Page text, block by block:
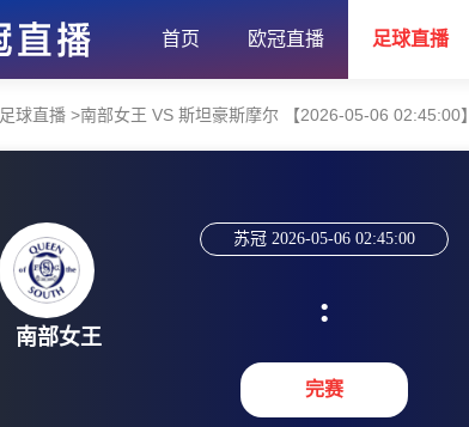
首页 欧冠直播 足球直播
足球直播 >南部女王 VS 斯坦豪斯摩尔 【2026-05-06 02:45:00】
南部女王
苏冠 2026-05-06 02:45:00
:
完赛